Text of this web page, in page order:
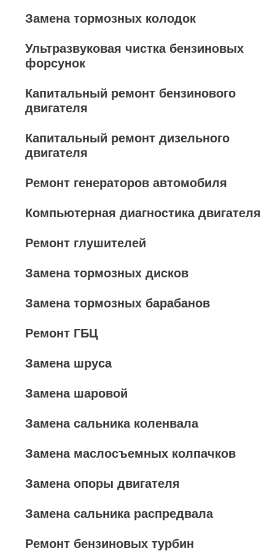
Замена тормозных колодок
Ультразвуковая чистка бензиновых
форсунок
Капитальный ремонт бензинового
двигателя
Капитальный ремонт дизельного
двигателя
Ремонт генераторов автомобиля
Компьютерная диагностика двигателя
Ремонт глушителей
Замена тормозных дисков
Замена тормозных барабанов
Ремонт ГБЦ
Замена шруса
Замена шаровой
Замена сальника коленвала
Замена маслосъемных колпачков
Замена опоры двигателя
Замена сальника распредвала
Ремонт бензиновых турбин